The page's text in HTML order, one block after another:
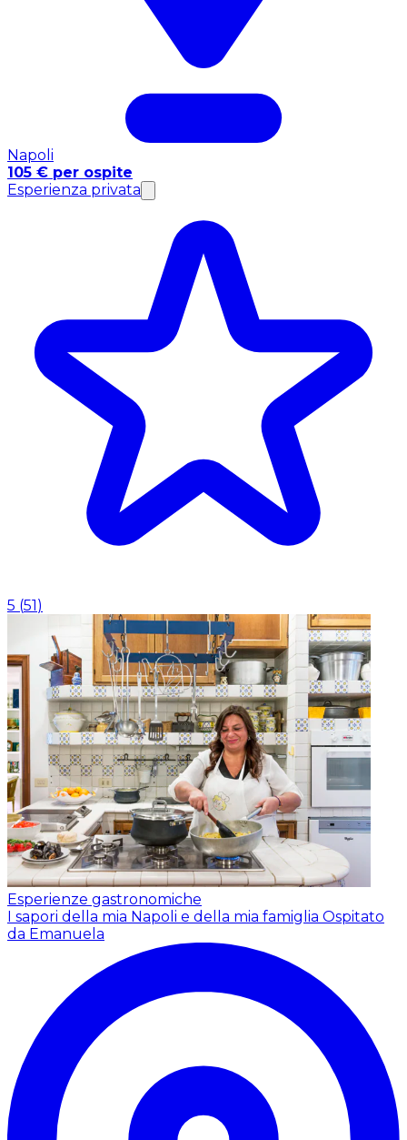
Napoli
105 € per ospite
Esperienza privata
5 (51 )
Esperienze gastronomiche
I sapori della mia Napoli e della mia famiglia Ospitato
da Emanuela